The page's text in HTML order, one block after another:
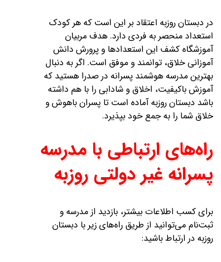
در دبستان روزبه اعتقاد بر این است که هر کودک
استعداد منحصر به فردی دارد. هدف مربیان
آموزشگاه کشف این استعدادها و پرورش دانش‌
آموزانی خلاق، توانمند و موفق است. اگر به دنبال
بهترین مدرسه هوشمند پسرانه در صدرا هستید که
آموزش باکیفیت، اخلاق و شادابی را با هم داشته
باشد دبستان روزبه آماده است تا پسران باهوش و
خلاق شما را به جمع خود بپذیرد.
راه‌های ارتباطی با مدرسه
پسرانه غیر دولتی روزبه
برای کسب اطلاعات بیشتر، بازدید از مدرسه و
ثبت‌نام می‌توانید از طریق راه‌های زیر با دبستان
روزبه در ارتباط باشید: